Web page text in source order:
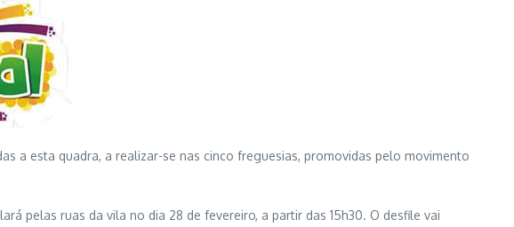
a esta quadra, a realizar-se nas cinco freguesias, promovidas pelo movimento
pelas ruas da vila no dia 28 de fevereiro, a partir das 15h30. O desfile vai